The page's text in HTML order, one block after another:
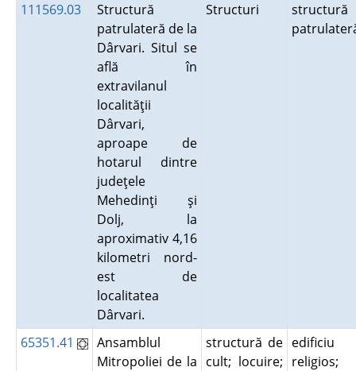
111569.03
Structură
patrulateră de la
Dârvari. Situl se
află în
extravilanul
localităţii
Dârvari,
aproape de
hotarul dintre
judeţele
Mehedinţi şi
Dolj, la
aproximativ 4,16
kilometri nord-
est de
localitatea
Dârvari.
Structuri
structură
65351.41
Ansamblul
Mitropoliei de la
structură de
cult; locuire;
edificiu
religios;